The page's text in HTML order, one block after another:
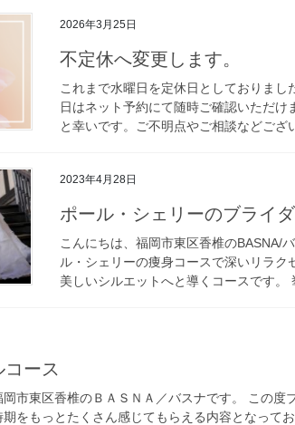
2026年3月25日
不定休へ変更します。
これまで水曜日を定休日としておりま
日はネット予約にて随時ご確認いただ
と幸いです。ご不明点やご相談などご
2023年4月28日
ポール・シェリーのブライ
こんにちは、福岡市東区香椎のBASNA/
ル・シェリーの痩身コースで深いリラク
美しいシルエットへと導くコースです
ース
岡市東区香椎のＢＡＳＮＡ／バスナです。 この度
期をもっとたくさん感じてもらえる内容となって